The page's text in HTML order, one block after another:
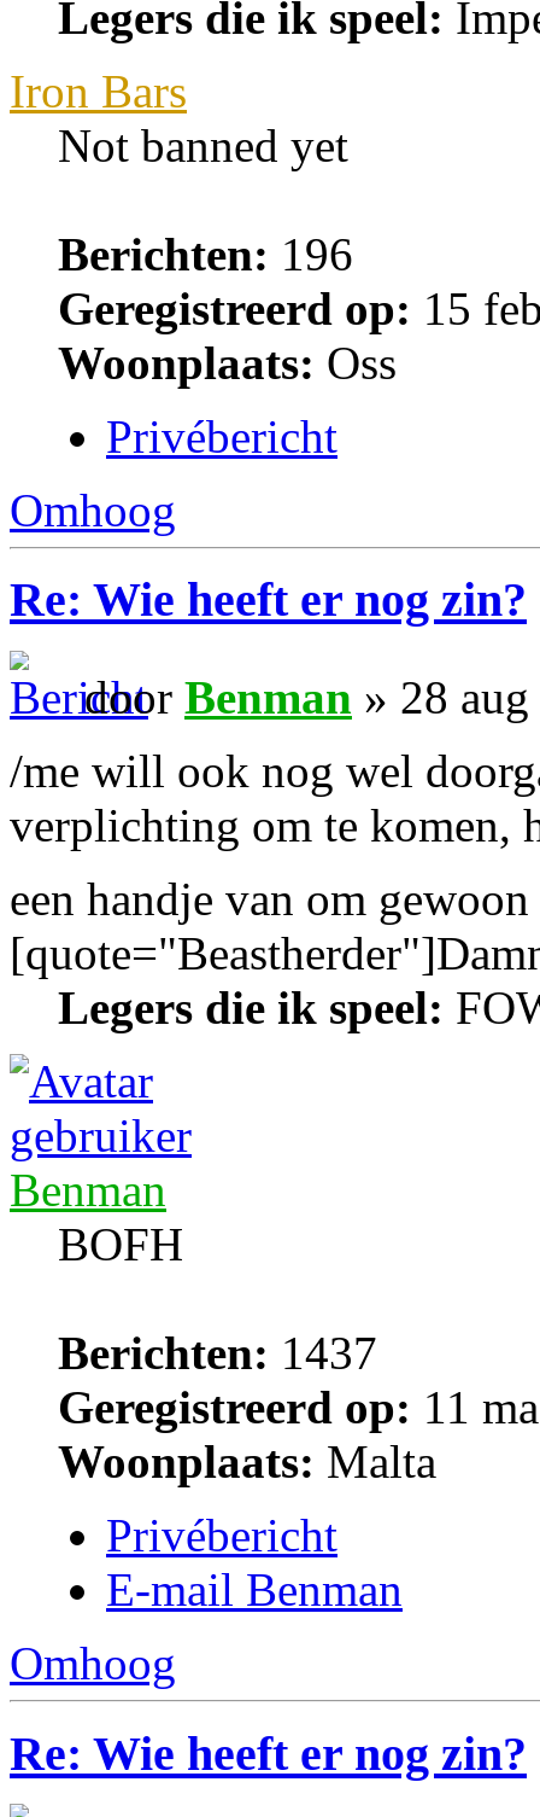
Legers die ik speel:
Iron Bars
Not banned yet
Berichten: 196
Geregistreerd op: 15
Woonplaats: Oss
Privébericht
Omhoog
Re: Wie heeft er nog zin?
door Benman » 28
/me will ook nog wel
verplichting om te komen,
een handje van om
Legers die ik speel:
Benman
BOFH
Berichten: 1437
Geregistreerd op: 11
Woonplaats: Malta
Privébericht
E-mail Benman
Omhoog
Re: Wie heeft er nog zin?